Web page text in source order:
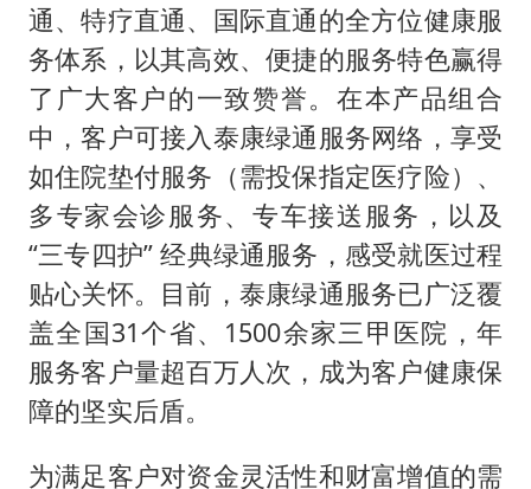
通、特疗直通、国际直通的全方位健康服
务体系，以其高效、便捷的服务特色赢得
了广大客户的一致赞誉。在本产品组合
中，客户可接入泰康绿通服务网络，享受
如住院垫付服务（需投保指定医疗险）、
多专家会诊服务、专车接送服务，以及
“三专四护” 经典绿通服务，感受就医过程
贴心关怀。目前，泰康绿通服务已广泛覆
盖全国31个省、1500余家三甲医院，年
服务客户量超百万人次，成为客户健康保
障的坚实后盾。
为满足客户对资金灵活性和财富增值的需